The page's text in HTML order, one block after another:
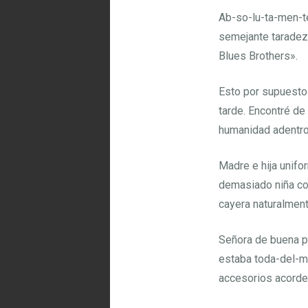
Ab-so-lu-ta-men-
semejante
Blues Brothers».
Esto por
tarde. Encontré
humanidad
Madre e hija
demasiado niña
cayera
Señora de buena
estaba toda-del-
accesorios